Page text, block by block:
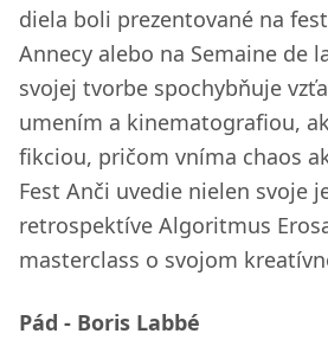
diela boli prezentované na
Annecy alebo na Semaine de
svojej tvorbe spochybňuje
umením a kinematografiou,
fikciou, pričom vníma chaos
Fest Anči uvedie nielen svoje
retrospektíve Algoritmus
masterclass o svojom
Pád - Boris Labbé